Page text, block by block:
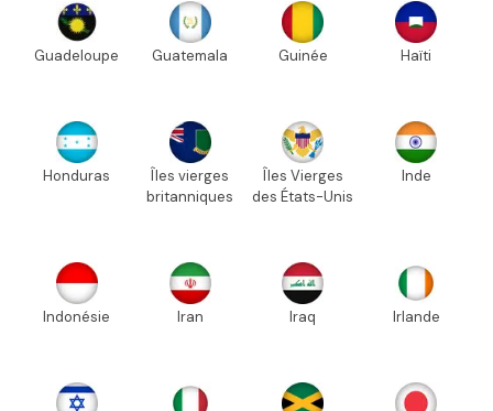
Guadeloupe Guatemala Guinée Haïti
Honduras
Îles vierges
britanniques
Îles Vierges
des États-Unis
Inde
Indonésie Iran Iraq Irlande